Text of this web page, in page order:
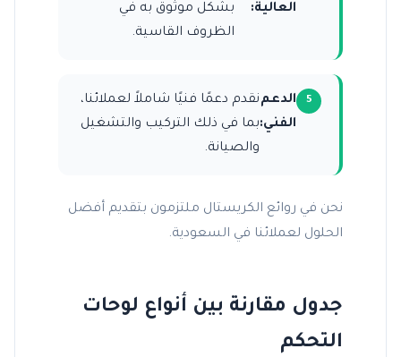
العالية:
بشكل موثوق به في
الظروف القاسية.
الدعم
الفني:
نقدم دعمًا فنيًا شاملاً لعملائنا،
بما في ذلك التركيب والتشغيل
والصيانة.
نحن في روائع الكريستال ملتزمون بتقديم أفضل
الحلول لعملائنا في السعودية.
جدول مقارنة بين أنواع لوحات
التحكم